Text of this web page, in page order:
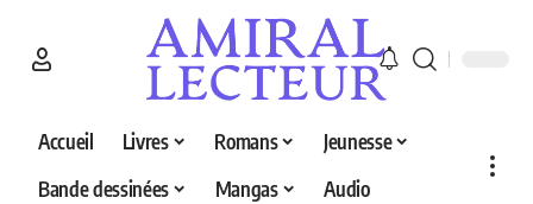
Accueil Livres Romans
Jeunesse
Bande dessinées
Mangas Audio